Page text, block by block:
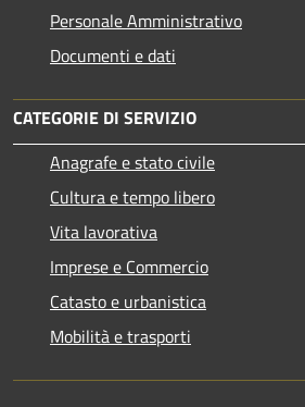
Personale Amministrativo
Documenti e dati
CATEGORIE DI SERVIZIO
Anagrafe e stato civile
Cultura e tempo libero
Vita lavorativa
Imprese e Commercio
Catasto e urbanistica
Mobilità e trasporti